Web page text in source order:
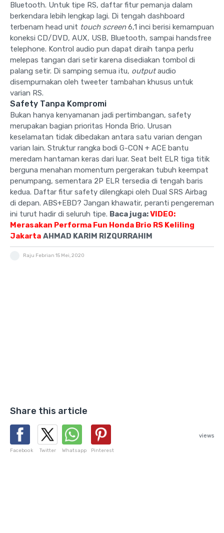
Bluetooth. Untuk tipe RS, daftar fitur pemanja dalam
berkendara lebih lengkap lagi. Di tengah dashboard
terbenam head unit touch screen6,1 inci berisi kemampuan
koneksi CD/DVD, AUX, USB, Bluetooth, sampai handsfree
telephone. Kontrol audio pun dapat diraih tanpa perlu
melepas tangan dari setir karena disediakan tombol di
palang setir. Di samping semua itu, outputaudio
disempurnakan oleh tweeter tambahan khusus untuk
varian RS.
Safety Tanpa Kompromi
Bukan hanya kenyamanan jadi pertimbangan, safety
merupakan bagian prioritas Honda Brio. Urusan
keselamatan tidak dibedakan antara satu varian dengan
varian lain. Struktur rangka bodi G-CON + ACE bantu
meredam hantaman keras dari luar. Seat belt ELR tiga titik
berguna menahan momentum pergerakan tubuh keempat
penumpang, sementara 2P ELR tersedia di tengah baris
kedua. Daftar fitur safety dilengkapi oleh Dual SRS Airbag
di depan. ABS+EBD? Jangan khawatir, peranti pengereman
ini turut hadir di seluruh tipe. Baca juga:VIDEO:
Merasakan Performa Fun Honda Brio RS Keliling
Jakarta AHMAD KARIM RIZQURRAHIM
Raju Febrian 15 Mei, 2020
Share this article
Facebook Twitter Whatsapp Pinterest
views